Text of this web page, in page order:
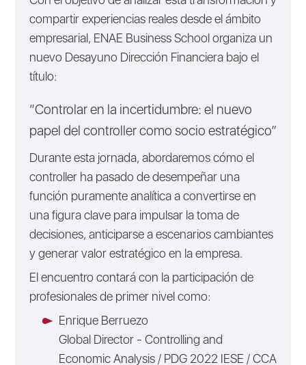
compartir experiencias reales desde el ámbito
empresarial, ENAE Business School organiza un
nuevo Desayuno Dirección Financiera bajo el
título:
“Controlar en la incertidumbre: el nuevo
papel del controller como socio estratégico”
Durante esta jornada, abordaremos cómo el
controller ha pasado de desempeñar una
función puramente analítica a convertirse en
una figura clave para impulsar la toma de
decisiones, anticiparse a escenarios cambiantes
y generar valor estratégico en la empresa.
El encuentro contará con la participación de
profesionales de primer nivel como:
Enrique Berruezo
Global Director - Controlling and
Economic Analysis / PDG 2022 IESE / CCA